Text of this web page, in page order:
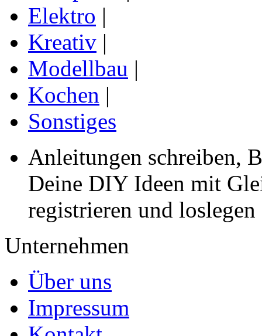
Elektro |
Kreativ |
Modellbau |
Kochen |
Sonstiges
Anleitungen schreiben,
Deine DIY Ideen mit
registrieren und loslegen
Unternehmen
Über uns
Impressum